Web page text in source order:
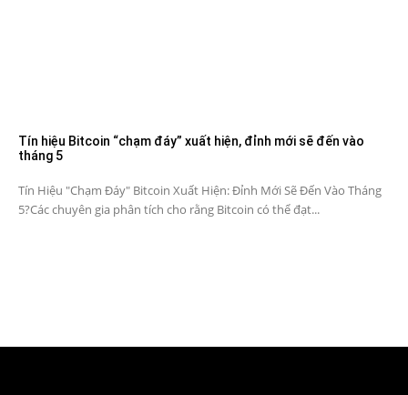
Tín hiệu Bitcoin “chạm đáy” xuất hiện, đỉnh mới sẽ đến vào
tháng 5
Tín Hiệu "Chạm Đáy" Bitcoin Xuất Hiện: Đỉnh Mới Sẽ Đến Vào Tháng
5?Các chuyên gia phân tích cho rằng Bitcoin có thể đạt...